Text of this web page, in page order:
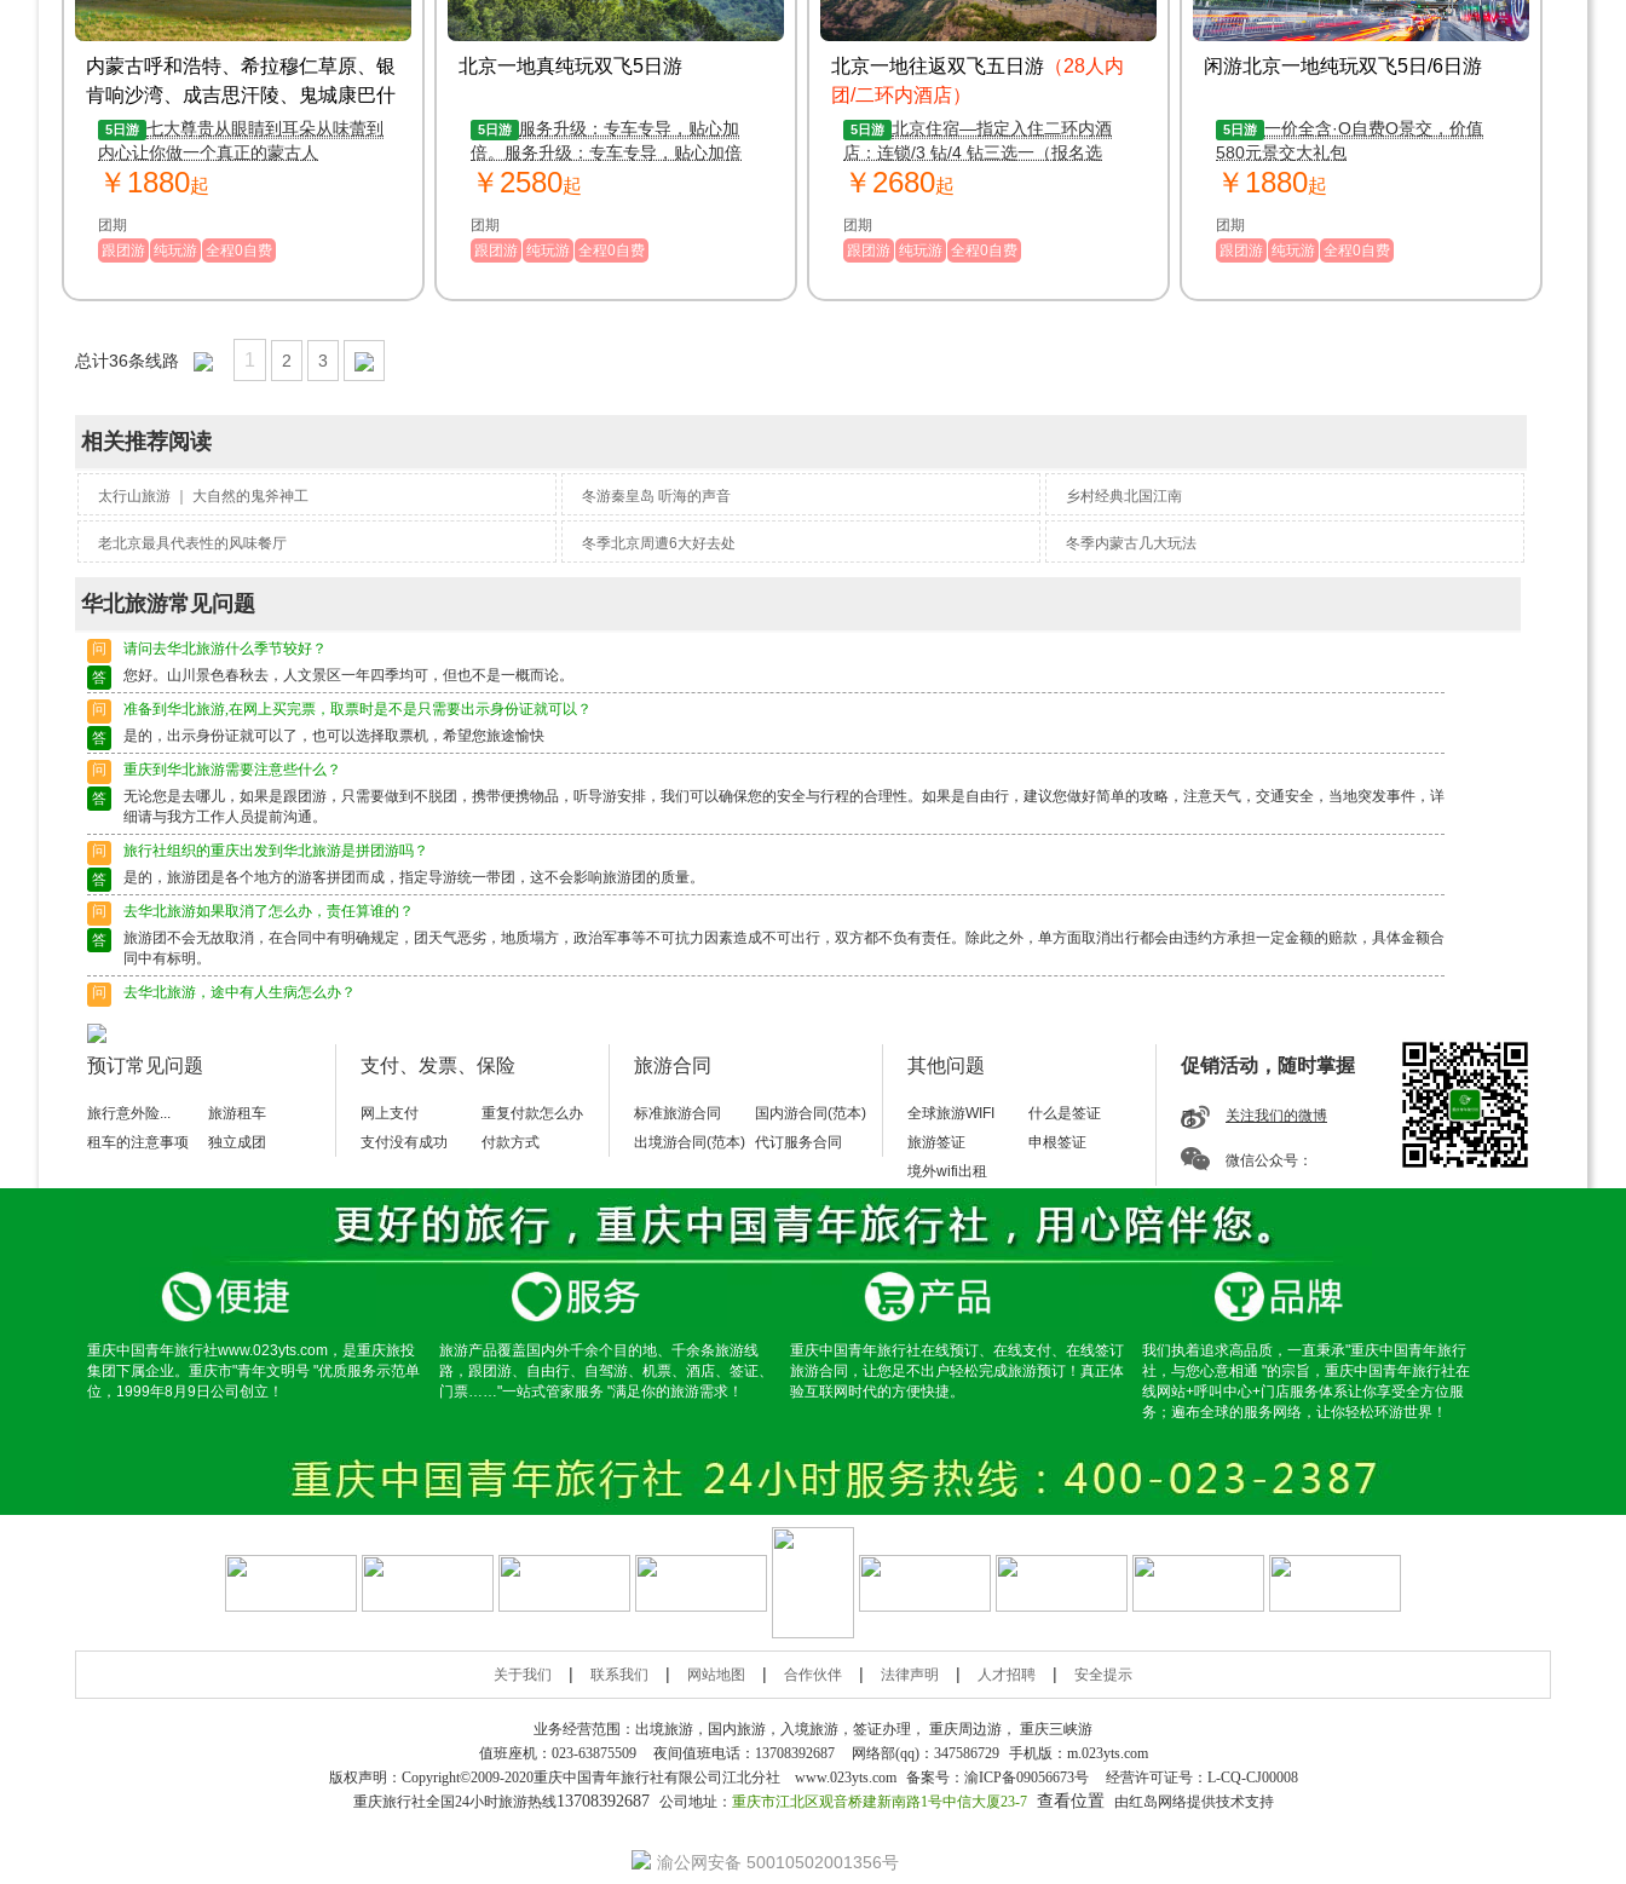
内蒙古呼和浩特、希拉穆仁草原、银
肯响沙湾、成吉思汗陵、鬼城康巴什
双飞5日/双卧7日游（荣耀蒙古/一价
全含）
5日游 七大尊贵从眼睛到耳朵从味蕾到
内心让你做一个真正的蒙古人
￥1880起
团期
跟团游 纯玩游 全程0自费
北京一地真纯玩双飞5日游
5日游 服务升级：专车专导，贴心加
倍。服务升级：专车专导，贴心加倍
￥2580起
团期
跟团游 纯玩游 全程0自费
北京一地往返双飞五日游 （28人内
团/二环内酒店）
5日游 北京住宿—指定入住二环内酒
店：连锁/3 钻/4 钻三选一（报名选
择）
￥2680起
团期
跟团游 纯玩游 全程0自费
闲游北京一地纯玩双飞5日/6日游
5日游 一价全含·O自费O景交，价值
580元景交大礼包
￥1880起
团期
跟团游 纯玩游 全程0自费
总计36条线路 1 2 3
相关推荐阅读
太行山旅游 ｜ 大自然的鬼斧神工 冬游秦皇岛 听海的声音 乡村经典北国江南
老北京最具代表性的风味餐厅 冬季北京周遭6大好去处 冬季内蒙古几大玩法
华北旅游常见问题
问
请问去华北旅游什么季节较好？
答
您好。山川景色春秋去，人文景区一年四季均可，但也不是一概而论。
问
准备到华北旅游,在网上买完票，取票时是不是只需要出示身份证就可以？
答
是的，出示身份证就可以了，也可以选择取票机，希望您旅途愉快
问
重庆到华北旅游需要注意些什么？
答
无论您是去哪儿，如果是跟团游，只需要做到不脱团，携带便携物品，听导游安排，我们可以确保您的安全与行程的合理性。如果是自由行，建议您做好简单的攻略，注意天气，交通安全，当地突发事件，详
细请与我方工作人员提前沟通。
问
旅行社组织的重庆出发到华北旅游是拼团游吗？
答
是的，旅游团是各个地方的游客拼团而成，指定导游统一带团，这不会影响旅游团的质量。
问
去华北旅游如果取消了怎么办，责任算谁的？
答
旅游团不会无故取消，在合同中有明确规定，团天气恶劣，地质塌方，政治军事等不可抗力因素造成不可出行，双方都不负有责任。除此之外，单方面取消出行都会由违约方承担一定金额的赔款，具体金额合
同中有标明。
问
去华北旅游，途中有人生病怎么办？
答
问
去华北旅游途中脱团了怎么办？
答
预订常见问题
旅行意外险...
旅游租车
租车的注意事项
独立成团
支付、发票、保险
网上支付
重复付款怎么办
支付没有成功
付款方式
旅游合同
标准旅游合同
国内游合同(范本)
出境游合同(范本) 代订服务合同
其他问题
全球旅游WIFI
什么是签证
旅游签证
申根签证
境外wifi出租
促销活动，随时掌握
关注我们的微博
微信公众号：
重庆中国青年旅行社www.023yts.com，是重庆旅投
集团下属企业。重庆市"青年文明号 "优质服务示范单
位，1999年8月9日公司创立！
旅游产品覆盖国内外千余个目的地、千余条旅游线
路，跟团游、自由行、自驾游、机票、酒店、签证、
门票……"一站式管家服务 "满足你的旅游需求！
重庆中国青年旅行社在线预订、在线支付、在线签订
旅游合同，让您足不出户轻松完成旅游预订！真正体
验互联网时代的方便快捷。
我们执着追求高品质，一直秉承"重庆中国青年旅行
社，与您心意相通 "的宗旨，重庆中国青年旅行社在
线网站+呼叫中心+门店服务体系让你享受全方位服
务；遍布全球的服务网络，让你轻松环游世界！
关于我们 | 联系我们 | 网站地图 | 合作伙伴 | 法律声明 | 人才招聘 | 安全提示
业务经营范围：出境旅游，国内旅游，入境旅游，签证办理， 重庆周边游 ， 重庆三峡游
值班座机： 023-63875509 夜间值班电话：13708392687 网络部(qq)： 347586729 手机版： m.023yts.com
版权声明：Copyright©2009-2020重庆中国青年旅行社有限公司江北分社 www.023yts.com 备案号： 渝ICP备09056673号 经营许可证号： L-CQ-CJ00008
重庆旅行社全国24小时旅游热线13708392687 公司地址： 重庆市江北区观音桥建新南路1号中信大厦23-7 查看位置 由红岛网络提供技术支持
渝公网安备 50010502001356号